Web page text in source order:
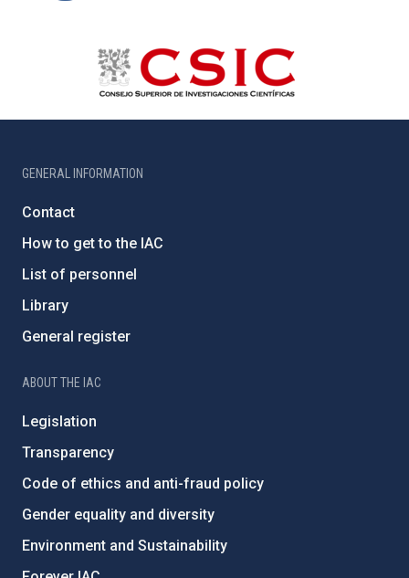
GENERAL INFORMATION
Contact
How to get to the IAC
List of personnel
Library
General register
ABOUT THE IAC
Legislation
Transparency
Code of ethics and anti-fraud policy
Gender equality and diversity
Environment and Sustainability